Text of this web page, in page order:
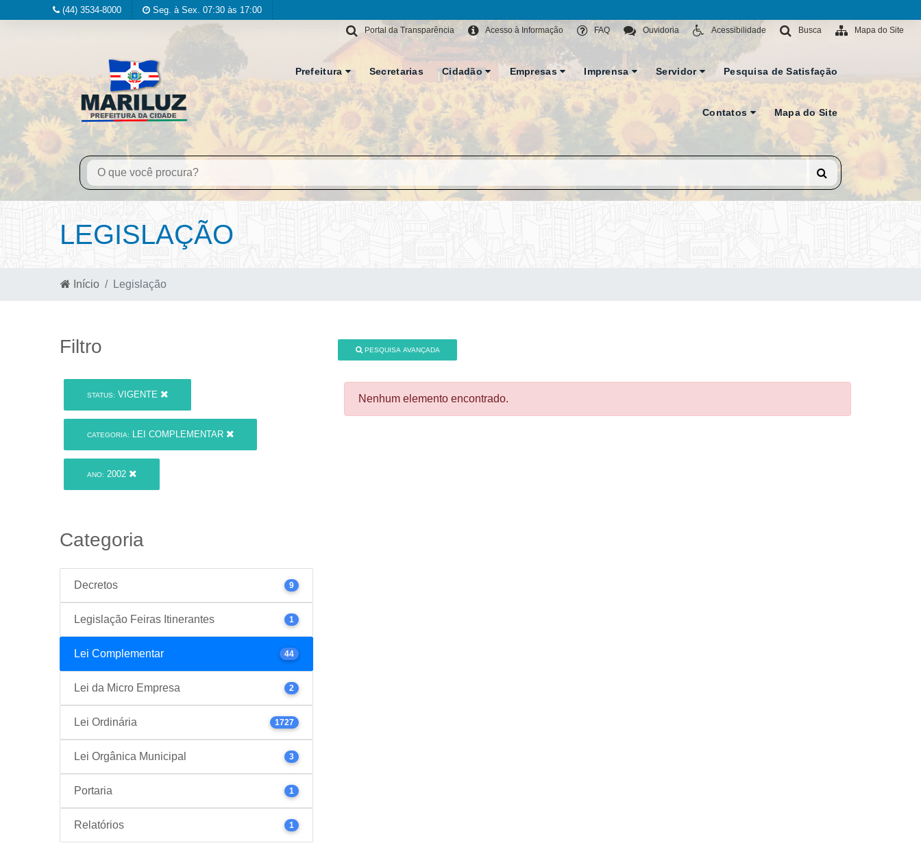
(44) 3534-8000 Seg. à Sex. 07:30 às 17:00
Mapa do Site
Busca
Acessibilidade
Ouvidoria
FAQ
Acesso à Informação
Portal da Transparência
Prefeitura Secretarias Cidadão Empresas Imprensa Servidor Pesquisa de Satisfação
Contatos Mapa do Site
LEGISLAÇÃO
Início Legislação
Filtro
STATUS: VIGENTE
CATEGORIA: LEI COMPLEMENTAR
ANO: 2002
Categoria
Decretos 9
Legislação Feiras Itinerantes 1
Lei Complementar 44
Lei da Micro Empresa 2
Lei Ordinária 1727
Lei Orgânica Municipal 3
Portaria 1
Relatórios 1
PESQUISA AVANÇADA
Nenhum elemento encontrado.